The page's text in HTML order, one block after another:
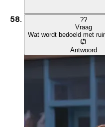
??
Vraag
Wat wordt bedoeld met
Antwoord